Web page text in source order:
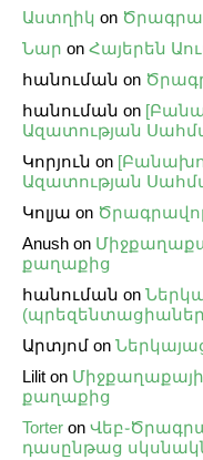
Աստղիկ on
Նար on Հայերեն
հանուման on
հանուման on
Ազատության
Կորյուն on
Ազատության
Կոլյա on
Anush on
քաղաքից
հանուման on
Արտյոմ on
Lilit on
քաղաքից
Torter on
դասընթաց